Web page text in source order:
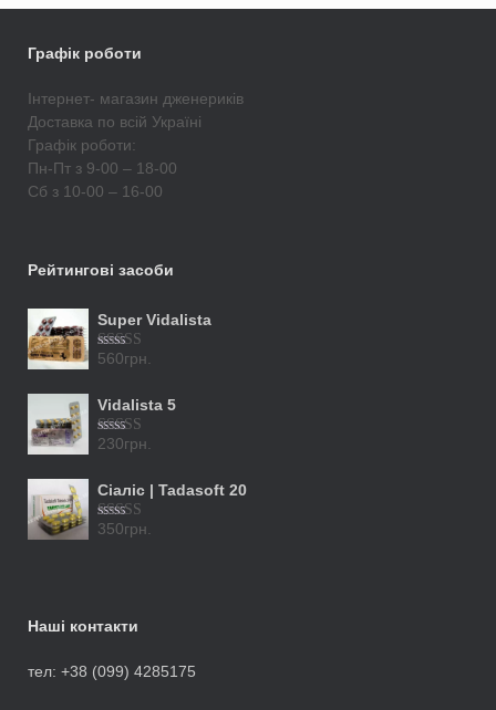
Графік роботи
Інтернет- магазин дженериків
Доставка по всій Україні
Графік роботи:
Пн-Пт з 9-00 – 18-00
Сб з 10-00 – 16-00
Рейтингові засоби
Super Vidalista
Оцінено в
560грн.
Vidalista 5
Оцінено в
230грн.
Сіаліс | Tadasoft 20
Оцінено в
350грн.
Наші контакти
тел: +38 (099) 4285175